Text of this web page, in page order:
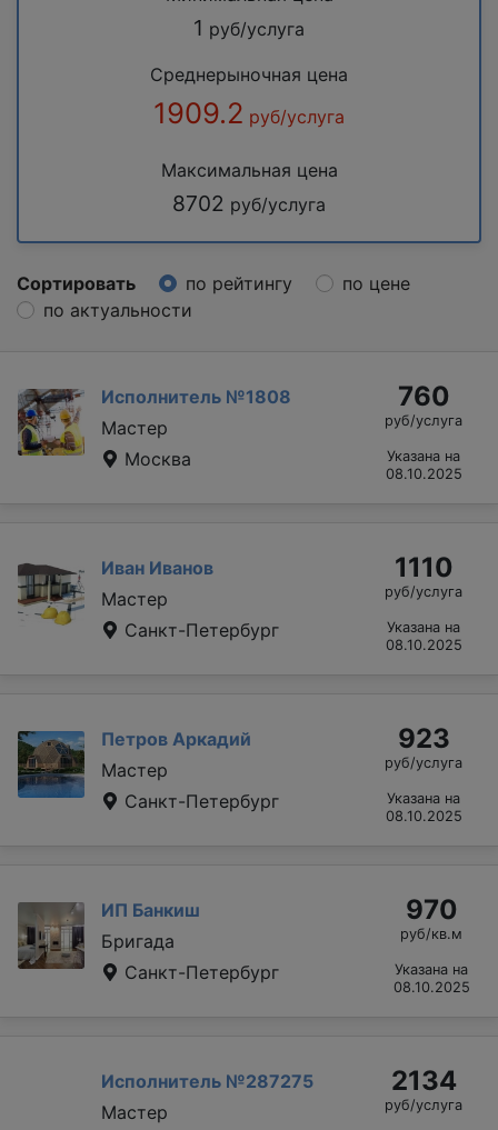
1 руб/услуга
Среднерыночная цена
1909.2 руб/услуга
Максимальная цена
8702 руб/услуга
Сортировать по рейтингу
по цене
по актуальности
Исполнитель №1808
Мастер
Москва
760
руб/услуга
Указана на
08.10.2025
Иван Иванов
Мастер
Санкт-Петербург
1110
руб/услуга
Указана на
08.10.2025
Петров Аркадий
Мастер
Санкт-Петербург
923
руб/услуга
Указана на
08.10.2025
ИП Банкиш
Бригада
Санкт-Петербург
970
руб/кв.м
Указана на
08.10.2025
Исполнитель №287275
Мастер
2134
руб/услуга